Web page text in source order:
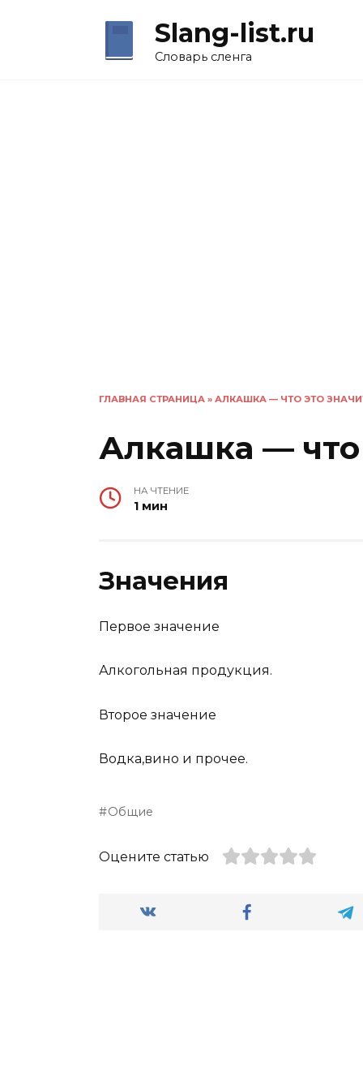
Slang-list.ru
Словарь сленга
ГЛАВНАЯ СТРАНИЦА » АЛКАШКА — ЧТО ЭТО
Алкашка — что
НА ЧТЕНИЕ
1 мин
Значения
Первое значение
Алкогольная продукция.
Второе значение
Водка,вино и прочее.
Общие
Оцените статью